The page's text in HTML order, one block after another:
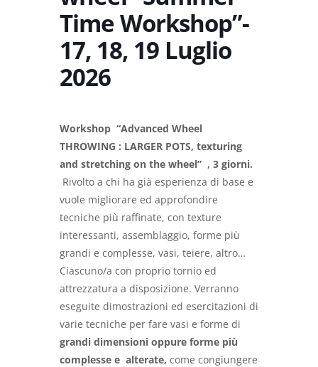
Time Workshop”-
17, 18, 19 Luglio
2026
Workshop “Advanced Wheel
THROWING : LARGER POTS, texturing
and stretching on the wheel” , 3 giorni.
Rivolto a chi ha già esperienza di base e
vuole migliorare ed approfondire
tecniche più raffinate, con texture
interessanti, assemblaggio, forme più
grandi e complesse, vasi, teiere, altro…
Ciascuno/a con proprio tornio ed
attrezzatura a disposizione. Verranno
eseguite dimostrazioni ed esercitazioni di
varie tecniche per fare vasi e forme di
grandi dimensioni oppure forme più
complesse e alterate, come congiungere